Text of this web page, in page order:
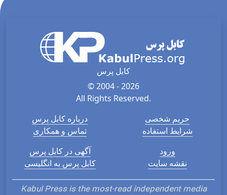
کابل پرس
© 2004 - 2026
All Rights Reserved.
درباره کابل پرس
تماس و همکاری
حریم شخصی
شرایط استفاده
آگهی در کابل پرس
کابل پرس به انگلیسی
ورود
نقشه سایت
Kabul Press is the most-read independent media